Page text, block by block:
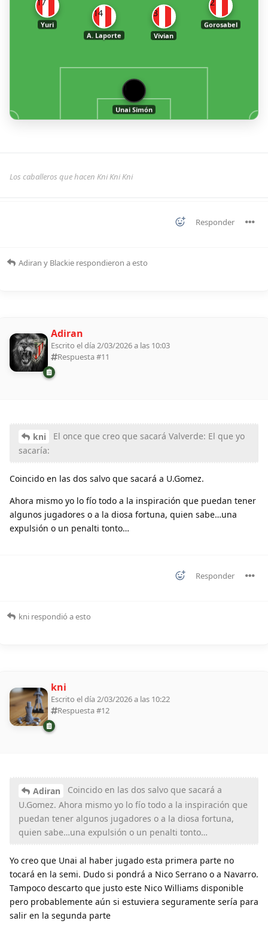
1
Unai Simón
Yuri
14
A. Laporte
3
Vivian
Gorosabel
Los caballeros que hacen Kni Kni Kni
Responder
Adiran y Blackie respondieron a esto
Adiran
Escrito el día 2/03/2026 a las 10:03
Respuesta #11
kni
El once que creo que sacará Valverde: El que yo
sacaría:
Coincido en las dos salvo que sacará a U.Gomez.
Ahora mismo yo lo fío todo a la inspiración que puedan tener
algunos jugadores o a la diosa fortuna, quien sabe…una
expulsión o un penalti tonto…
Responder
kni respondió a esto
kni
Escrito el día 2/03/2026 a las 10:22
Respuesta #12
Adiran
Coincido en las dos salvo que sacará a
U.Gomez. Ahora mismo yo lo fío todo a la inspiración que
puedan tener algunos jugadores o a la diosa fortuna,
quien sabe…una expulsión o un penalti tonto…
Yo creo que Unai al haber jugado esta primera parte no
tocará en la semi. Dudo si pondrá a Nico Serrano o a Navarro.
Tampoco descarto que justo este Nico Williams disponible
pero probablemente aún si estuviera seguramente sería para
salir en la segunda parte